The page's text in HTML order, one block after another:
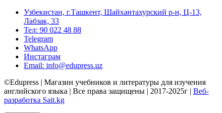
Узбекистан, г.Ташкент, Шайхантахурский р-н, Ц-13,
Лабзак, 33
Тел: 90 022 48 88
Telegram
WhatsApp
Инстаграм
Email: info@edupress.uz
©Edupress | Магазин учебников и литературы для изучения
английского языка | Все права защищены | 2017-2025г | Веб-
разработка Sait.kg